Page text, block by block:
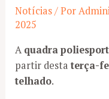
Notícias/ Por
2025
A quadra
partir destaterça-
telhado.